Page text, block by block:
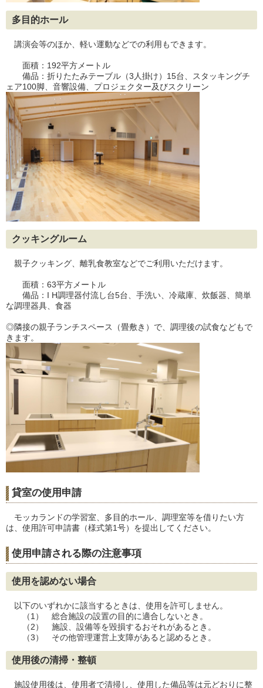
多目的ホール
講演会等のほか、軽い運動などでの利用もできます。
面積：192平方メートル
備品：折りたたみテーブル（3人掛け）15台、スタッキングチ
ェア100脚、音響設備、プロジェクター及びスクリーン
クッキングルーム
親子クッキング、離乳食教室などでご利用いただけます。
面積：63平方メートル
備品：I H調理器付流し台5台、手洗い、冷蔵庫、炊飯器、簡単
な調理器具、食器
◎隣接の親子ランチスペース（畳敷き）で、調理後の試食などもで
きます。
貸室の使用申請
モッカランドの学習室、多目的ホール、調理室等を借りたい方
は、使用許可申請書（様式第1号）を提出してください。
使用申請される際の注意事項
使用を認めない場合
以下のいずれかに該当するときは、使用を許可しません。
（1） 総合施設の設置の目的に適合しないとき。
（2） 施設、設備等を毀損するおそれがあるとき。
（3） その他管理運営上支障があると認めるとき。
使用後の清掃・整頓
施設使用後は、使用者で清掃し、使用した備品等は元どおりに整